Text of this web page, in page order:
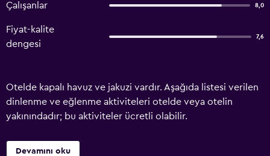
Çalışanlar 8,0
Fiyat-kalite
dengesi
7,6
Otelde kapalı havuz ve jakuzi vardır. Aşağıda listesi verilen
dinlenme ve eğlenme aktiviteleri otelde veya otelin
yakınındadır; bu aktiviteler ücretli olabilir.
Devamını oku